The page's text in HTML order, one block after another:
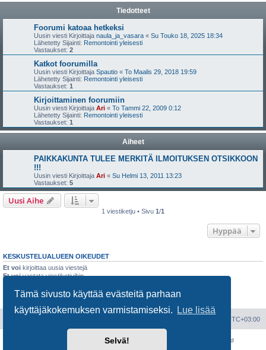
Tämä sivusto käyttää evästeitä parhaan
käyttäjäkokemuksen varmistamiseksi.
Lue lisää
Selvä!
Tiedotteet
Foorumi katoaa hetkeksi
Uusin viesti Kirjoittaja naula_ja_vasara « Su Touko 18, 2025 18:34
Lähetetty Sijainti: Remontointi yleisesti
Vastaukset: 2
Katkot foorumilla
Uusin viesti Kirjoittaja Spautio « To Maalis 29, 2018 19:59
Lähetetty Sijainti: Remontointi yleisesti
Vastaukset: 1
Kirjoittaminen foorumiin
Uusin viesti Kirjoittaja Ari « To Tammi 22, 2009 0:12
Lähetetty Sijainti: Remontointi yleisesti
Vastaukset: 1
Aiheet
PAIKKAKUNTA TULEE MERKITÄ ILMOITUKSEN OTSIKKOON
!!!
Uusin viesti Kirjoittaja Ari « Su Helmi 13, 2011 13:23
Vastaukset: 5
Uusi Aihe
1 viestiketju • Sivu 1/1
Hyppää
KESKUSTELUALUEEN OIKEUDET
Et voi kirjoittaa uusia viestejä
Et voivastata viestiketjuihin
Et voipoistaa omia viestejäsi
UTC+03:00
Keskustelufoorumin ohjelmistophpBB
® Forum Software © phpBB Limited